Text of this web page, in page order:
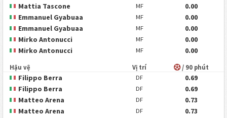
Mattia Tascone
MF
0.00
Emmanuel Gyabuaa
MF
0.00
Emmanuel Gyabuaa
MF
0.00
Mirko Antonucci
MF
0.00
Mirko Antonucci
MF 0.00
Hậu vệ Vị trí / 90 phút
Filippo Berra DF
0.69
Filippo Berra
DF
0.69
Matteo Arena
DF
0.73
Matteo Arena
DF
0.73